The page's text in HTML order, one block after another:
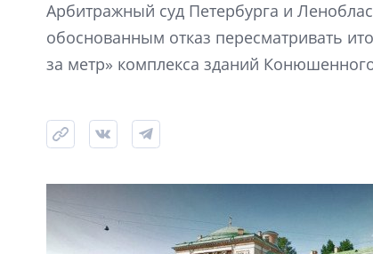
Арбитражный суд Петербурга и
обоснованным отказ пересматривать
за метр» комплекса зданий